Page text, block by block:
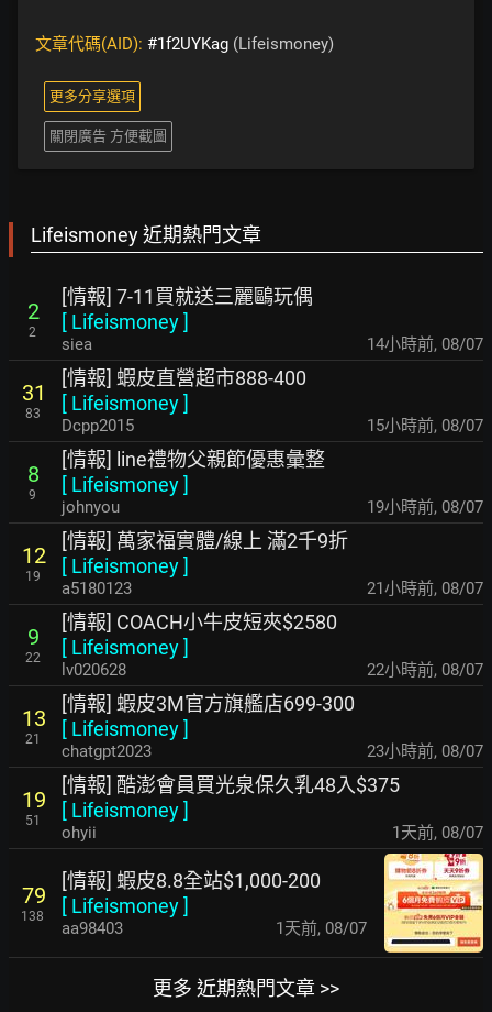
文章代碼(AID): #1f2UYKag (Lifeismoney)
更多分享選項
關閉廣告 方便截圖
Lifeismoney 近期熱門文章
2
2
[情報] 7-11買就送三麗鷗玩偶
[ Lifeismoney]
siea 14小時前, 08/07
31
83
[情報] 蝦皮直營超市888-400
[ Lifeismoney]
Dcpp2015 15小時前, 08/07
8
9
[情報] line禮物父親節優惠彙整
[ Lifeismoney]
johnyou 19小時前, 08/07
12
19
[情報] 萬家福實體/線上 滿2千9折
[ Lifeismoney]
a5180123 21小時前, 08/07
9
22
[情報] COACH小牛皮短夾$2580
[ Lifeismoney]
lv020628 22小時前, 08/07
13
21
[情報] 蝦皮3M官方旗艦店699-300
[ Lifeismoney]
chatgpt2023 23小時前, 08/07
19
51
[情報] 酷澎會員買光泉保久乳48入$375
[ Lifeismoney]
ohyii 1天前, 08/07
79
138
[情報] 蝦皮8.8全站$1,000-200
[ Lifeismoney]
aa98403 1天前, 08/07
更多 近期熱門文章 >>